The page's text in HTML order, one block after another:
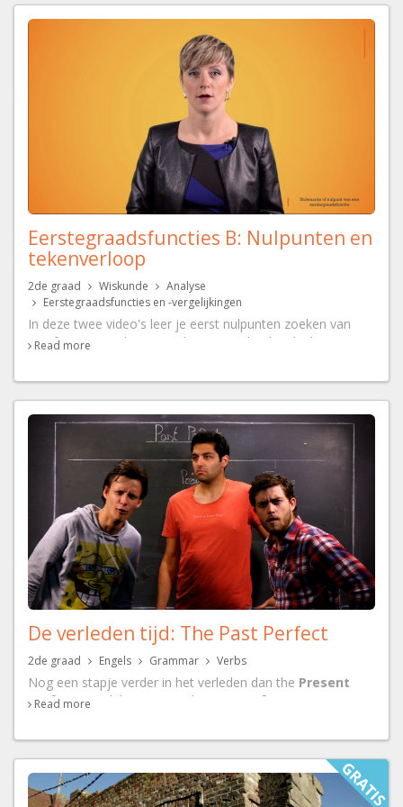
Eerstegraadsfuncties B: Nulpunten en
tekenverloop
2de graad Wiskunde
Analyse
Eerstegraadsfuncties en -vergelijkingen
In deze twee video's leer je eerst nulpunten zoeken van
een functie om deze vervolgens te gebruiken bij het
Read more
De verleden tijd: The Past Perfect
2de graad Engels Grammar Verbs
Nog een stapje verder in het verleden dan the Present
Perfect: maak kennis met de Past Perfect
lestraject wordt het van naaldje tot draadje uitgelegd.
Read more